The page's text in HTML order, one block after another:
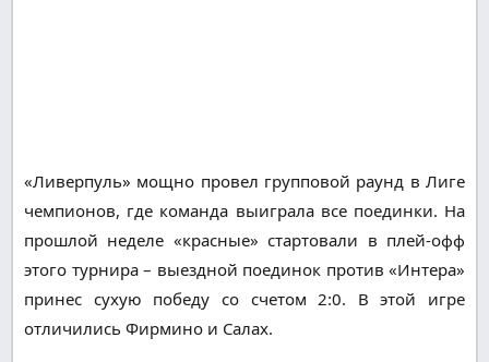
«Ливерпуль» мощно провел групповой раунд в Лиге
чемпионов, где команда выиграла все поединки. На
прошлой неделе «красные» стартовали в плей-офф
этого турнира – выездной поединок против «Интера»
принес сухую победу со счетом 2:0. В этой игре
отличились Фирмино и Салах.